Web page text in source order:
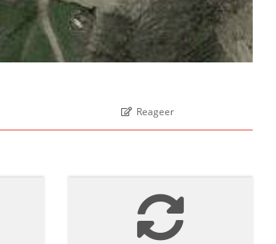
Reageer